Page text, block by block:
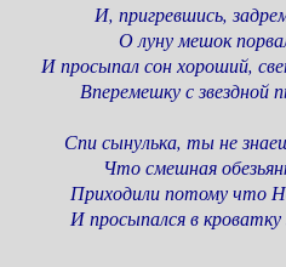
И, пригревшись,
О луну мешок
И просыпал сон хороший,
Вперемешку с звездной
Спи сынулька, ты не
Что смешная
Приходили потому что
И просыпался в